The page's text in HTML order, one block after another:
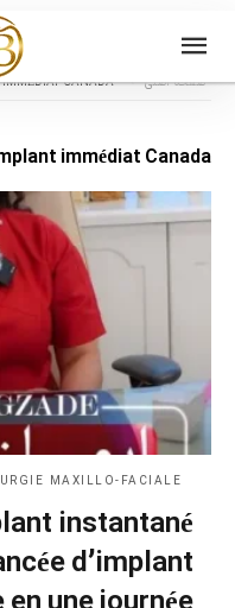
صفحه اصلی CANADA
immédiat Canada
MAXILLO-FACIALE
instantané
d’implant